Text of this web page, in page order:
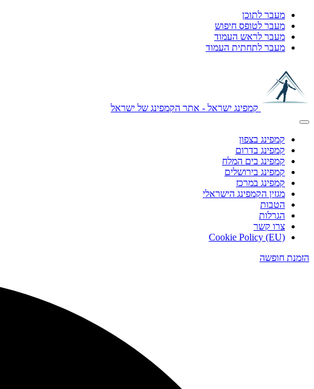
מעבר לתוכן
מעבר לטופס חיפוש
מעבר לראש העמוד
מעבר לתחתית העמוד
קמפינג ישראל - אתר הקמפינג של ישראל
קמפינג בצפון
קמפינג בדרום
קמפינג בים המלח
קמפינג בירושלים
קמפינג במרכז
מגזין הקמפינג הישראלי
הטבות
הגרלות
צרו קשר
Cookie Policy (EU)
הזמנת חופשה